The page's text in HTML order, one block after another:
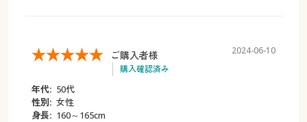
ご購入者様
購入確認済み
2024-06-10
年代: 50代
性別: 女性
身長: 160～165cm